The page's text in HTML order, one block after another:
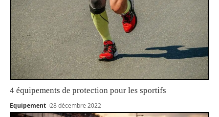
4 équipements de protection pour les sportifs
Equipement 28 décembre 2022